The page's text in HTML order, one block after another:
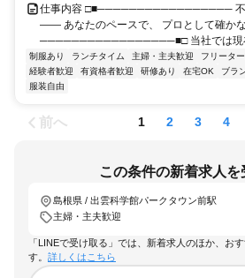
仕事内容 □■───────────────── 不
―― あなたのペースで、 プロとして確かな
─────────────────■□ 当社では現在
制服あり ランチタイム 主婦・主夫歓迎 フリータ
経験者歓迎
有資格者歓迎 研修あり 在宅OK ブラ
服装自由
前へ 1 2 3 4
この条件の新着求人を
島根県 / 出雲科学館パークタウン前駅
主婦・主夫歓迎
「LINEで受け取る」では、新着求人のほか、お
す。 詳しくはこちら